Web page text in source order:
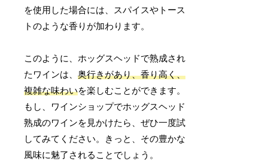
を使用した場合には、スパイスやトース
トのような香りが加わります。
このように、ホッグスヘッドで熟成され
たワインは、奥行きがあり、香り高く、
複雑な味わいを楽しむことができます。
もし、ワインショップでホッグスヘッド
熟成のワインを見かけたら、ぜひ一度試
してみてください。きっと、その豊かな
風味に魅了されることでしょう。